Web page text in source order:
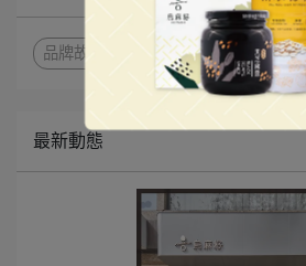
品牌故事 台灣手信 順豐直寄香港
最新動態